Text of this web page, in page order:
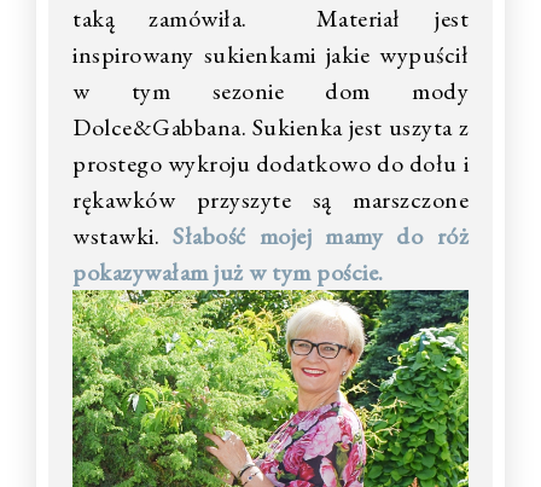
taką zamówiła. Materiał jest
inspirowany sukienkami jakie wypuścił
w tym sezonie dom mody
Dolce&Gabbana. Sukienka jest uszyta z
prostego wykroju dodatkowo do dołu i
rękawków przyszyte są marszczone
wstawki.Słabość mojej mamy do róż
pokazywałam już w tym poście.